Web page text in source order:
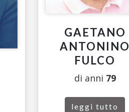
GAETANO
ANTONINO
FULCO
di anni 79
leggi tutto